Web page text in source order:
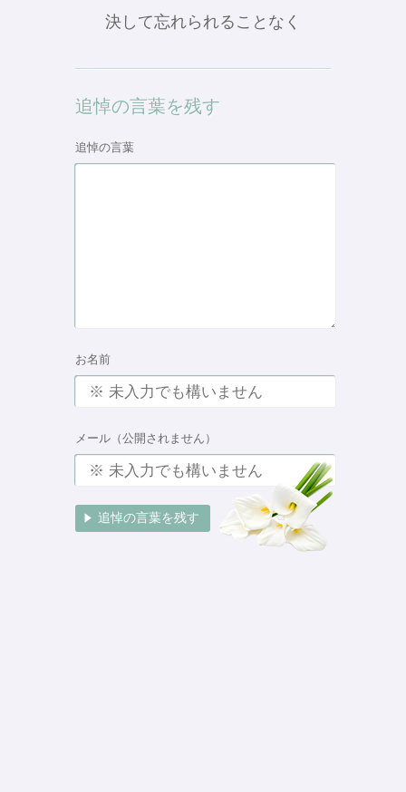
決して忘れられることなく
追悼の言葉を残す
追悼の言葉
お名前
メール（公開されません）